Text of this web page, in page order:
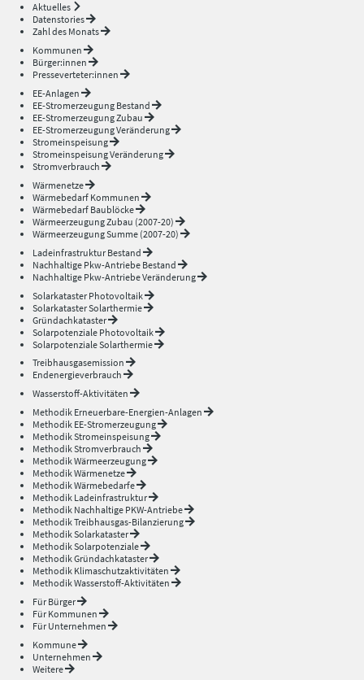
Aktuelles
Datenstories
Zahl des Monats
Kommunen
Bürger:innen
Presseverteter:innen
EE-Anlagen
EE-Stromerzeugung Bestand
EE-Stromerzeugung Zubau
EE-Stromerzeugung Veränderung
Stromeinspeisung
Stromeinspeisung Veränderung
Stromverbrauch
Wärmenetze
Wärmebedarf Kommunen
Wärmebedarf Baublöcke
Wärmeerzeugung Zubau (2007-20)
Wärmeerzeugung Summe (2007-20)
Ladeinfrastruktur Bestand
Nachhaltige Pkw-Antriebe Bestand
Nachhaltige Pkw-Antriebe Veränderung
Solarkataster Photovoltaik
Solarkataster Solarthermie
Gründachkataster
Solarpotenziale Photovoltaik
Solarpotenziale Solarthermie
Treibhausgasemission
Endenergieverbrauch
Wasserstoff-Aktivitäten
Methodik Erneuerbare-Energien-Anlagen
Methodik EE-Stromerzeugung
Methodik Stromeinspeisung
Methodik Stromverbrauch
Methodik Wärmeerzeugung
Methodik Wärmenetze
Methodik Wärmebedarfe
Methodik Ladeinfrastruktur
Methodik Nachhaltige PKW-Antriebe
Methodik Treibhausgas-Bilanzierung
Methodik Solarkataster
Methodik Solarpotenziale
Methodik Gründachkataster
Methodik Klimaschutzaktivitäten
Methodik Wasserstoff-Aktivitäten
Für Bürger
Für Kommunen
Für Unternehmen
Kommune
Unternehmen
Weitere